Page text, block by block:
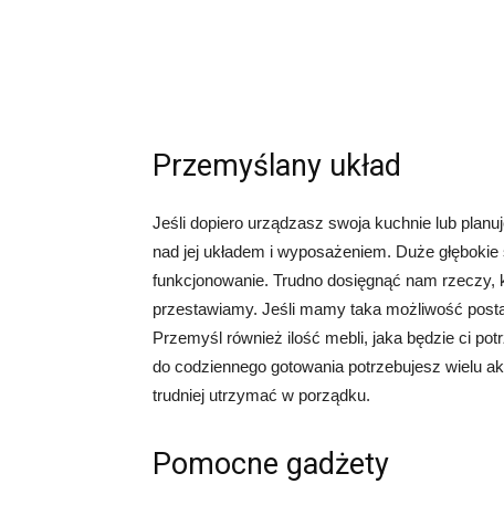
Przemyślany układ
Jeśli dopiero urządzasz swoja kuchnie lub
nad jej układem i wyposażeniem. Duże
funkcjonowanie. Trudno dosięgnąć nam
przestawiamy. Jeśli mamy taka możliwość
Przemyśl również ilość mebli, jaka będzie ci
do codziennego gotowania potrzebujesz wielu
trudniej utrzymać w porządku.
Pomocne gadżety